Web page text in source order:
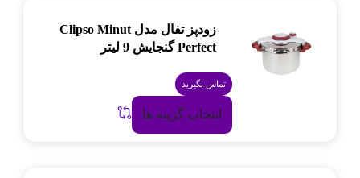
زودپز تفال مدل Clipso Minut
Perfect گنجایش 9 لیتر
تماس بگیرید
انتخاب گزینه ها